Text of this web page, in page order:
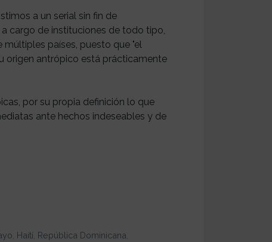
a un serial sin fin de
cargo de instituciones de todo tipo,
países, puesto que "el
origen antrópico está prácticamente
por su propia definición lo que
ante hechos indeseables y de
Haití República Dominicana